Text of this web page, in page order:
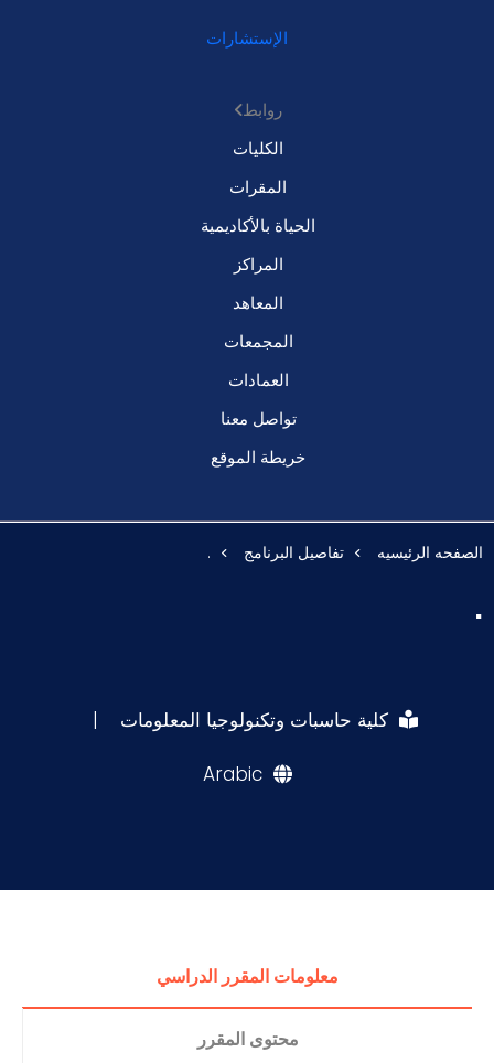
الإستشارات
روابط
الكليات
المقرات
الحياة بالأكاديمية
المراكز
المعاهد
المجمعات
العمادات
تواصل معنا
خريطة الموقع
الصفحه الرئيسيه تفاصيل البرنامج .
.
كلية حاسبات وتكنولوجيا المعلومات |
Arabic
معلومات المقرر الدراسي
محتوى المقرر